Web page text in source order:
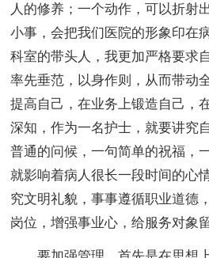
人的修养；一个动作，可以折射
小事，会把我们医院的形象印在
科室的带头人，我更加严格要求
率先垂范，以身作则，从而带动
提高自己，在业务上锻造自己，
深知，作为一名护士，就要讲究
普通的问候，一句简单的祝福，
就影响着病人很长一段时间的心
究文明礼貌，事事遵循职业道德
岗位，增强事业心，给服务对象